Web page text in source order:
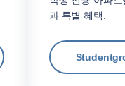
과 특별 혜택.